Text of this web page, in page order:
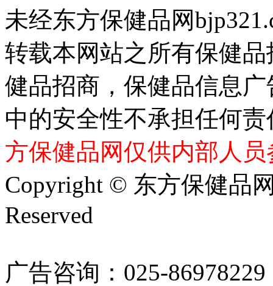
未经东方保健品网
转载本网站之所有保健
健品招商，保健品信息
中的安全性不承担任何
方保健品网仅供内部人
Copyright © 东方保健品
Reserved
广告咨询：025-86978229